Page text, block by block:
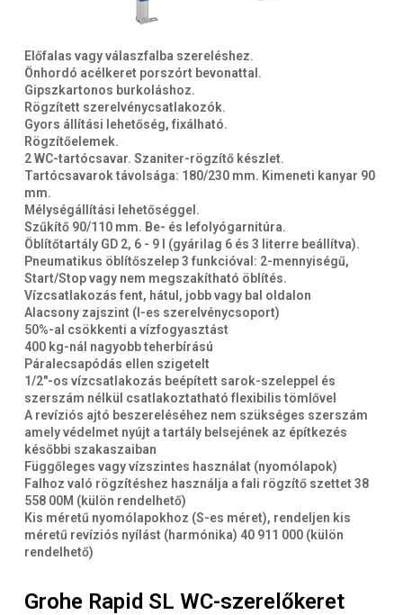
Előfalas vagy válaszfalba szereléshez.
Önhordó acélkeret porszórt bevonattal.
Gipszkartonos burkoláshoz.
Rögzített szerelvénycsatlakozók.
Gyors állítási lehetőség, fixálható.
Rögzítőelemek.
2 WC-tartócsavar. Szaniter-rögzítő készlet.
Tartócsavarok távolsága: 180/230 mm. Kimeneti kanyar 90
mm.
Mélységállítási lehetőséggel.
Szűkítő 90/110 mm. Be- és lefolyógarnitúra.
Öblítőtartály GD 2, 6 - 9 l (gyárilag 6 és 3 literre beállítva).
Pneumatikus öblítőszelep 3 funkcióval: 2-mennyiségű,
Start/Stop vagy nem megszakítható öblítés.
Vízcsatlakozás fent, hátul, jobb vagy bal oldalon
Alacsony zajszint (I-es szerelvénycsoport)
50%-al csökkenti a vízfogyasztást
400 kg-nál nagyobb teherbírású
Páralecsapódás ellen szigetelt
1/2"-os vízcsatlakozás beépített sarok-szeleppel és
szerszám nélkül csatlakoztatható flexibilis tömlővel
A revíziós ajtó beszereléséhez nem szükséges szerszám
amely védelmet nyújt a tartály belsejének az építkezés
későbbi szakaszaiban
Függőleges vagy vízszintes használat (nyomólapok)
Falhoz való rögzítéshez használja a fali rögzítő szettet 38
558 00M (külön rendelhető)
Kis méretű nyomólapokhoz (S-es méret), rendeljen kis
méretű revíziós nyílást (harmónika) 40 911 000 (külön
rendelhető)
Grohe Rapid SL WC-szerelőkeret